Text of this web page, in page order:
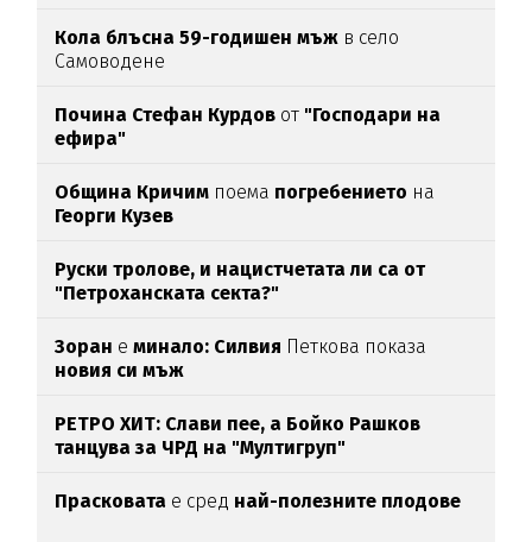
Кола блъсна 59-годишен мъж в село
Самоводене
Почина Стефан Курдов от "Господари на
ефира"
Община Кричим поема погребението на
Георги Кузев
Руски тролове, и нацистчетата ли са от
"Петроханската секта?"
Зоран еминало: Силвия Петкова показа
новия си мъж
РЕТРО ХИТ: Слави пее, а Бойко Рашков
танцува за ЧРД на "Мултигруп"
Прасковата е сред най-полезните плодове